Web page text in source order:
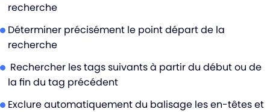
recherche
Déterminer précisément le point départ de la
recherche
Rechercher les tags suivants à partir du début ou de
la fin du tag précédent
Exclure automatiquement du balisage les en-têtes et